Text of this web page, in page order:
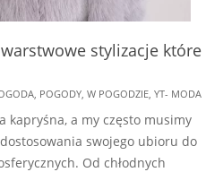
stylizacje które
, POGODY, W POGODZIE, YT- MODA
kapryśna, a my często musimy
swojego ubioru do
Od chłodnych